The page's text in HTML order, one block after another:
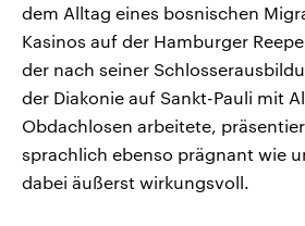
dem Alltag eines bosnischen
Kasinos auf der Hamburger
der nach seiner
der Diakonie auf Sankt-Pauli mit
Obdachlosen arbeitete,
sprachlich ebenso prägnant wie
dabei äußerst wirkungsvoll.